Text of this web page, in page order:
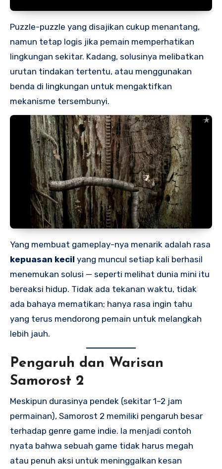
Puzzle-puzzle yang disajikan cukup menantang,
namun tetap logis jika pemain memperhatikan
lingkungan sekitar. Kadang, solusinya melibatkan
urutan tindakan tertentu, atau menggunakan
benda di lingkungan untuk mengaktifkan
mekanisme tersembunyi.
Yang membuat gameplay-nya menarik adalah rasa
kepuasan kecil yang muncul setiap kali berhasil
menemukan solusi — seperti melihat dunia mini itu
bereaksi hidup. Tidak ada tekanan waktu, tidak
ada bahaya mematikan; hanya rasa ingin tahu
yang terus mendorong pemain untuk melangkah
lebih jauh.
Pengaruh dan Warisan
Samorost 2
Meskipun durasinya pendek (sekitar 1–2 jam
permainan), Samorost 2 memiliki pengaruh besar
terhadap genre game indie. Ia menjadi contoh
nyata bahwa sebuah game tidak harus megah
atau penuh aksi untuk meninggalkan kesan